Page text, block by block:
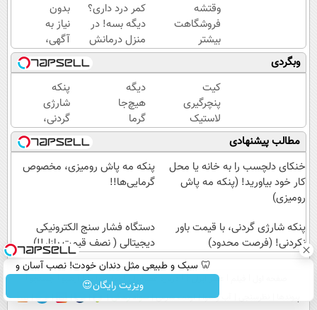
وقتشه
فروشگاهت
بیشتر
بفروشه (
همین الان
ثبت نام
کن )
کمر درد داری؟
دیگه بسه! در
منزل درمانش
کن
(◀پرسش‌نامه)
بدون
نیاز به
آگهی،
یک‌روزه
فروخته
شد
وبگردی
کیت
پنچرگیری
لاستیک
خودرو
(نصف
قیمت
بازار)
دیگه
هیچ‌جا
گرما
اذیتت
نمیکنه!!
تخفیف
ویژه رو
پنکه
شارژی
گردنی،
با
قیمت
باور
مطالب پیشنهادی
خنکای دلچسب را به خانه یا محل
کار خود بیاورید! (پنکه مه پاش
رومیزی)
پنکه مه پاش رومیزی، مخصوص
گرمایی‌ها!!
پنکه شارژی گردنی، با قیمت باور
نکردنی! (فرصت محدود)
دستگاه فشار سنج الکترونیکی
دیجیتالی ( نصف قیمت بازار!!)
🦷 سبک و طبیعی مثل دندان خودت! نصب آسان و
پرداخت اقساطی 💳 📍 تهران
ویزیت رایگان😍 عصر ایران۲ تماس با ما
آب و هوا اوقات شرعی سواد زندگی